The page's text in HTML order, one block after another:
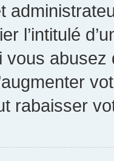
l’intitulé
vous
rabaisser